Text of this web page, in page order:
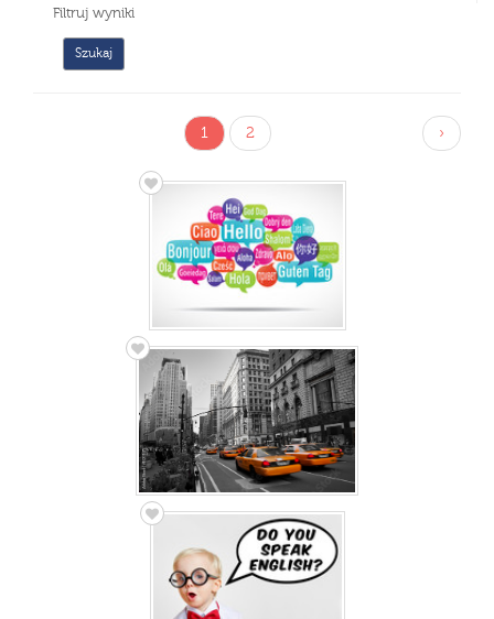
Filtruj wyniki
1 2 ›